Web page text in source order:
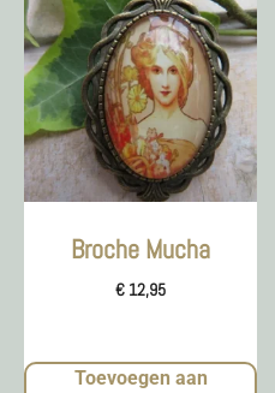
Broche Mucha
€ 12,95
Toevoegen aan